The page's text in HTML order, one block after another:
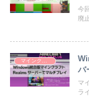
今
廃
バ
マ
ラ